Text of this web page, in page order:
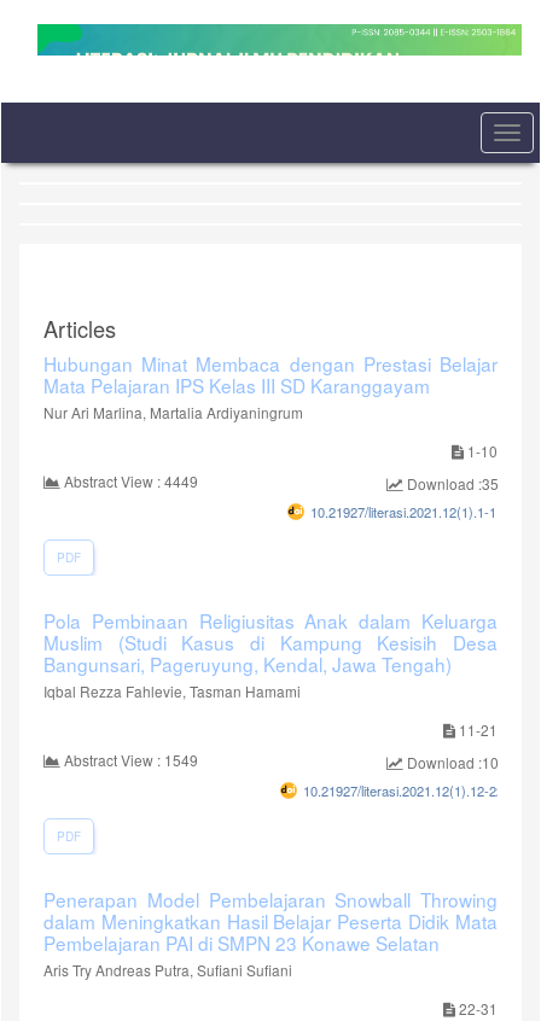
content
Articles
Hubungan Minat Membaca dengan Prestasi Belajar
Mata Pelajaran IPS Kelas III SD Karanggayam
Nur Ari Marlina, Martalia Ardiyaningrum
1-10
Abstract View : 4449
Download :3517
10.21927/literasi.2021.12(1).1-11
PDF
Pola Pembinaan Religiusitas Anak dalam Keluarga
Muslim (Studi Kasus di Kampung Kesisih Desa
Bangunsari, Pageruyung, Kendal, Jawa Tengah)
Iqbal Rezza Fahlevie, Tasman Hamami
11-21
Abstract View : 1549
Download :1033
10.21927/literasi.2021.12(1).12-22
PDF
Penerapan Model Pembelajaran Snowball Throwing
dalam Meningkatkan Hasil Belajar Peserta Didik Mata
Pembelajaran PAI di SMPN 23 Konawe Selatan
Aris Try Andreas Putra, Sufiani Sufiani
22-31